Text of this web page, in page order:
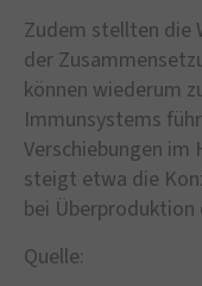
Zudem stellten die
der
können wiederum
Immunsystems
Verschiebungen
steigt etwa die
bei
Quelle: